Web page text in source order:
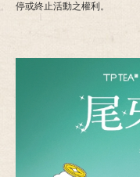
停或終止活動之權利。